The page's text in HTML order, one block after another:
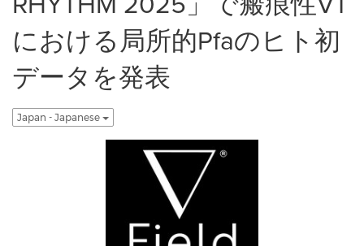
における局所的Pfaのヒト初
データを発表
Japan - Japanese